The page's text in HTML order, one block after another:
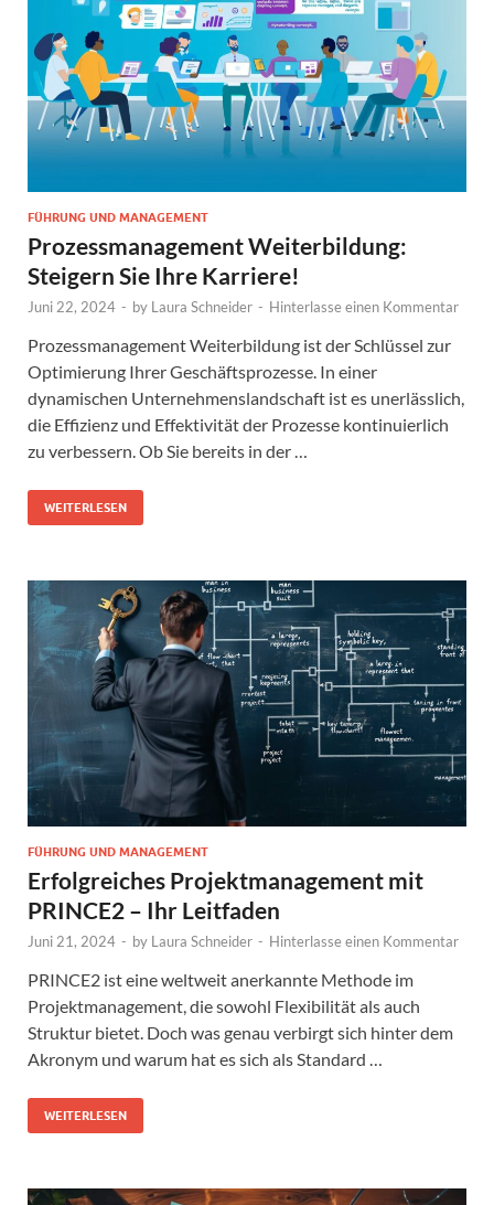
FÜHRUNG UND MANAGEMENT
Prozessmanagement Weiterbildung:
Steigern Sie Ihre Karriere!
Juni 22, 2024 - by Laura Schneider - Hinterlasse einen Kommentar
Prozessmanagement Weiterbildung ist der Schlüssel zur
Optimierung Ihrer Geschäftsprozesse. In einer
dynamischen Unternehmenslandschaft ist es unerlässlich,
die Effizienz und Effektivität der Prozesse kontinuierlich
zu verbessern. Ob Sie bereits in der …
WEITERLESEN
FÜHRUNG UND MANAGEMENT
Erfolgreiches Projektmanagement mit
PRINCE2 – Ihr Leitfaden
Juni 21, 2024 - by Laura Schneider - Hinterlasse einen Kommentar
PRINCE2 ist eine weltweit anerkannte Methode im
Projektmanagement, die sowohl Flexibilität als auch
Struktur bietet. Doch was genau verbirgt sich hinter dem
Akronym und warum hat es sich als Standard …
WEITERLESEN